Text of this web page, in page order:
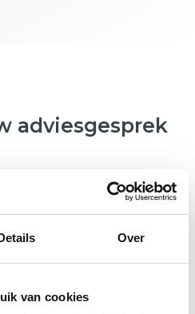
Over
van cookies
adviesgesprek
u kunt krijgen voor nieuwe
of andere
Hepro helpt u graag verder.